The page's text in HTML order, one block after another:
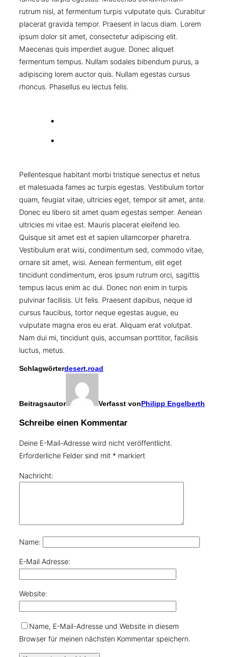
rutrum nisl, at fermentum turpis vulputate quis. Curabitur
placerat gravida tempor. Praesent in lacus diam. Lorem
ipsum dolor sit amet, consectetur adipiscing elit.
Maecenas quis imperdiet augue. Donec aliquet
fermentum tempus. Nullam sodales bibendum purus, a
adipiscing lorem auctor quis. Nullam egestas cursus
rhoncus. Phasellus eu lectus felis.
Pellentesque habitant morbi tristique senectus et netus
et malesuada fames ac turpis egestas. Vestibulum tortor
quam, feugiat vitae, ultricies eget, tempor sit amet, ante.
Donec eu libero sit amet quam egestas semper. Aenean
ultricies mi vitae est. Mauris placerat eleifend leo.
Quisque sit amet est et sapien ullamcorper pharetra.
Vestibulum erat wisi, condimentum sed, commodo vitae,
ornare sit amet, wisi. Aenean fermentum, elit eget
tincidunt condimentum, eros ipsum rutrum orci, sagittis
tempus lacus enim ac dui. Donec non enim in turpis
pulvinar facilisis. Ut felis. Praesent dapibus, neque id
cursus faucibus, tortor neque egestas augue, eu
vulputate magna eros eu erat. Aliquam erat volutpat.
Nam dui mi, tincidunt quis, accumsan porttitor, facilisis
luctus, metus.
Schlagwörterdesert,road
Beitragsautor Verfasst vonPhilipp Engelberth
Schreibe einen Kommentar
Deine E-Mail-Adresse wird nicht veröffentlicht.
Erforderliche Felder sind mit * markiert
Nachricht:
Name:
E-Mail Adresse:
Website:
Name, E-Mail-Adresse und Website in diesem
Browser für meinen nächsten Kommentar speichern.